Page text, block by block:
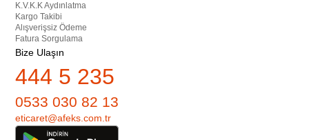
K.V.K.K Aydınlatma
Kargo Takibi
Alışverişsiz Ödeme
Fatura Sorgulama
Bize Ulaşın
444 5 235
0533 030 82 13
eticaret@afeks.com.tr